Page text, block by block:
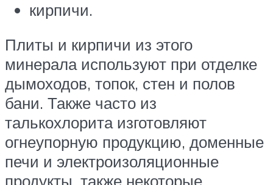
кирпичи.
Плиты и кирпичи из этого
минерала используют при отделке
дымоходов, топок, стен и полов
бани. Также часто из
талькохлорита изготовляют
огнеупорную продукцию, доменные
печи и электроизоляционные
продукты, также некоторые